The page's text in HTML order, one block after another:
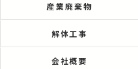
産業廃棄物
解体工事
会社概要